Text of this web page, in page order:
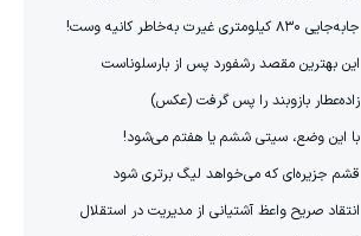
جابه‌جایی ۸۳۰ کیلومتری غیرت به‌خاطر کانیه وست!
این بهترین مقصد رشفورد پس از بارسلوناست
زاده‌عطار بازوبند را پس گرفت (عکس)
با این وضع، سیتی ششم یا هفتم می‌شود!
قشم جزیره‌ای که می‌خواهد لیگ برتری شود
انتقاد صریح واعظ آشتیانی از مدیریت در استقلال